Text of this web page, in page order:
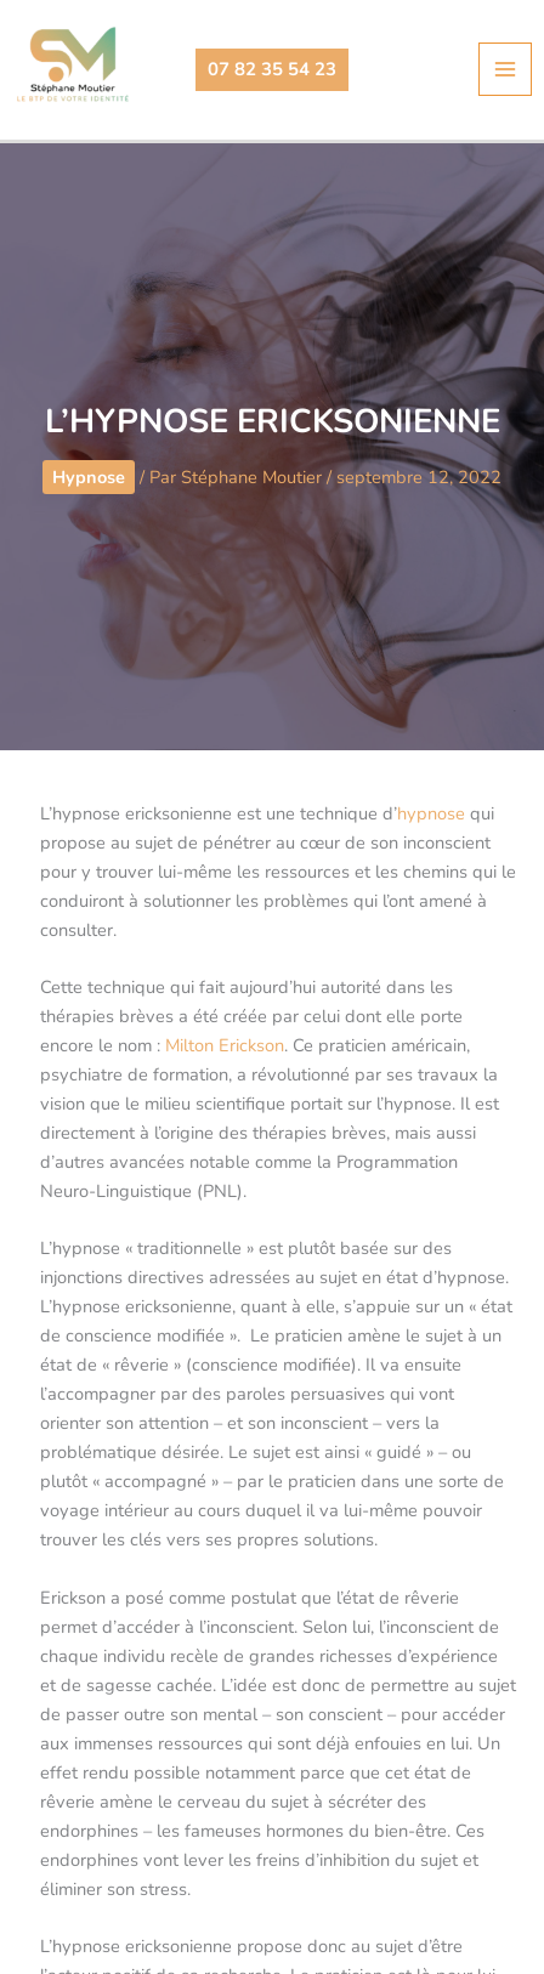
contenu
07 82 35 54 23
L’HYPNOSE ERICKSONIENNE
Hypnose / Par Stéphane Moutier / septembre 12, 2022
L’hypnose ericksonienne est une technique d’hypnose qui
propose au sujet de pénétrer au cœur de son inconscient
pour y trouver lui-même les ressources et les chemins qui le
conduiront à solutionner les problèmes qui l’ont amené à
consulter.
Cette technique qui fait aujourd’hui autorité dans les
thérapies brèves a été créée par celui dont elle porte
encore le nom : Milton Erickson. Ce praticien américain,
psychiatre de formation, a révolutionné par ses travaux la
vision que le milieu scientifique portait sur l’hypnose. Il est
directement à l’origine des thérapies brèves, mais aussi
d’autres avancées notable comme la Programmation
Neuro-Linguistique (PNL).
L’hypnose « traditionnelle » est plutôt basée sur des
injonctions directives adressées au sujet en état d’hypnose.
L’hypnose ericksonienne, quant à elle, s’appuie sur un « état
de conscience modifiée ». Le praticien amène le sujet à un
état de « rêverie » (conscience modifiée). Il va ensuite
l’accompagner par des paroles persuasives qui vont
orienter son attention – et son inconscient – vers la
problématique désirée. Le sujet est ainsi « guidé » – ou
plutôt « accompagné » – par le praticien dans une sorte de
voyage intérieur au cours duquel il va lui-même pouvoir
trouver les clés vers ses propres solutions.
Erickson a posé comme postulat que l’état de rêverie
permet d’accéder à l’inconscient. Selon lui, l’inconscient de
chaque individu recèle de grandes richesses d’expérience
et de sagesse cachée. L’idée est donc de permettre au sujet
de passer outre son mental – son conscient – pour accéder
aux immenses ressources qui sont déjà enfouies en lui. Un
effet rendu possible notamment parce que cet état de
rêverie amène le cerveau du sujet à sécréter des
endorphines – les fameuses hormones du bien-être. Ces
endorphines vont lever les freins d’inhibition du sujet et
éliminer son stress.
L’hypnose ericksonienne propose donc au sujet d’être